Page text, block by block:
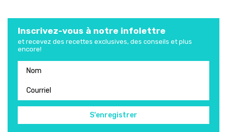
Inscrivez-vous à notre infolettre
et recevez des recettes exclusives, des conseils et plus
encore!